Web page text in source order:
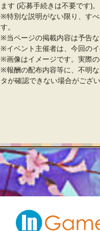
ます (応募手続きは不要です)。
※特別な説明がない限り、す
す。
※当ページの掲載内容は予告
※イベント主催者は、今回の
※画像はイメージです。実際
※報酬の配布内容等に、不明
タが確認できない場合がござ